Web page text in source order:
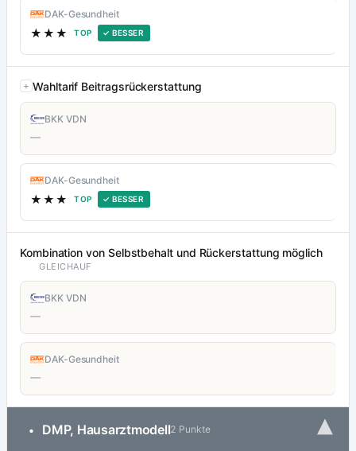
DAK-Gesundheit
★★★ TOP ✓ BESSER
Wahltarif Beitragsrückerstattung
BKK VDN
—
DAK-Gesundheit
★★★ TOP ✓ BESSER
Kombination von Selbstbehalt und Rückerstattung möglich
GLEICHAUF
BKK VDN
—
DAK-Gesundheit
—
• DMP, Hausarztmodell2 Punkte ▾